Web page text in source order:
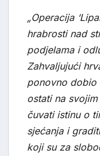
„Operacija
hrabrosti nad
podjelama i
Zahvaljujući
ponovno dobio
ostati na
čuvati istinu o
sjećanja i
koji su za